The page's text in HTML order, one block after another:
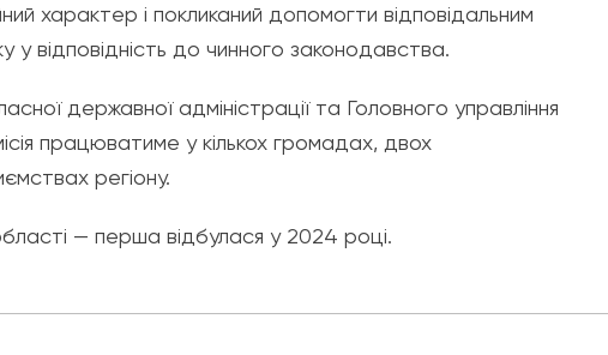
характер і покликаний допомогти відповідальним
відповідність до чинного законодавства.
державної адміністрації та Головного управління
працюватиме у кількох громадах, двох
регіону.
— перша відбулася у 2024 році.